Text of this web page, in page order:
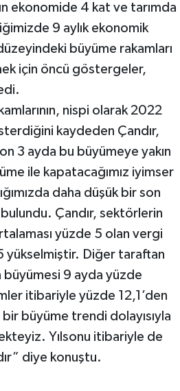
ekonomide 4 kat ve tarımda
9 aylık ekonomik
büyüme rakamları
için öncü göstergeler,
nispi olarak 2022
kaydeden Çandır,
3 ayda bu büyümeye yakın
ile kapatacağımız iyimser
daha düşük bir son
Çandır, sektörlerin
yüzde 5 olan vergi
yükselmiştir. Diğer taraftan
büyümesi 9 ayda yüzde
itibariyle yüzde 12,1’den
büyüme trendi dolayısıyla
Yılsonu itibariyle de
diye konuştu.